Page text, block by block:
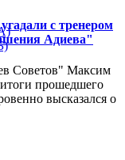
с тренером
Адиева"
Советов" Максим
прошедшего
высказался о